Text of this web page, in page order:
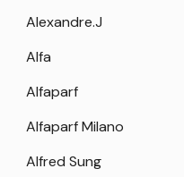
Alexandre.J
Alfa
Alfaparf
Alfaparf Milano
Alfred Sung